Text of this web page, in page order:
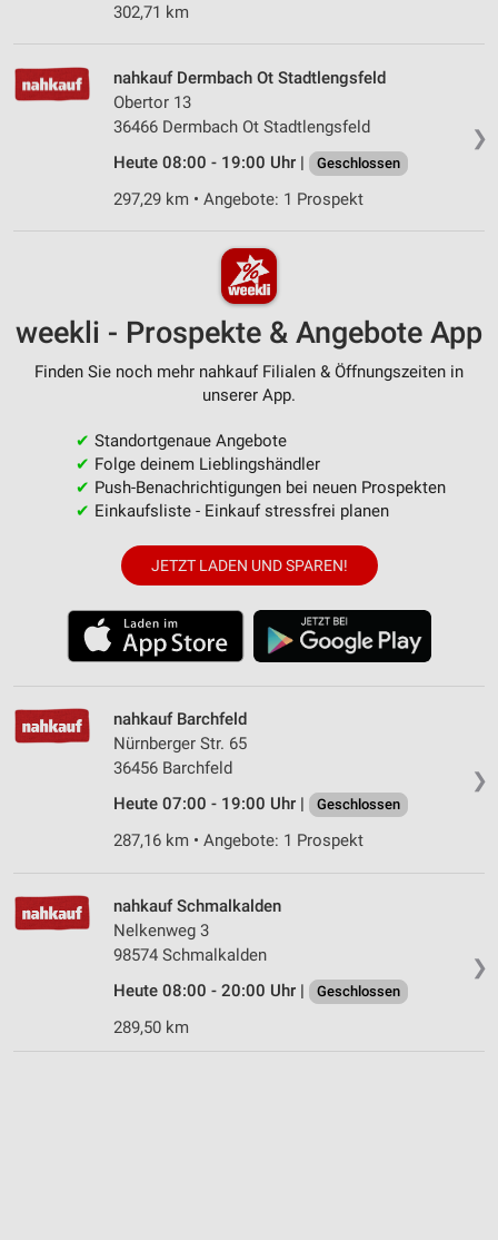
302,71 km
❯
nahkauf Dermbach Ot Stadtlengsfeld
Obertor 13
36466 Dermbach Ot Stadtlengsfeld
Heute 08:00 - 19:00 Uhr |
Geschlossen
297,29 km • Angebote: 1 Prospekt
weekli - Prospekte & Angebote App
Finden Sie noch mehr nahkauf Filialen & Öffnungszeiten in
unserer App.
✔ Standortgenaue Angebote
✔ Folge deinem Lieblingshändler
✔ Push-Benachrichtigungen bei neuen Prospekten
✔ Einkaufsliste - Einkauf stressfrei planen
JETZT LADEN UND SPAREN!
❯
nahkauf Barchfeld
Nürnberger Str. 65
36456 Barchfeld
Heute 07:00 - 19:00 Uhr |
Geschlossen
287,16 km • Angebote: 1 Prospekt
❯
nahkauf Schmalkalden
Nelkenweg 3
98574 Schmalkalden
Heute 08:00 - 20:00 Uhr |
Geschlossen
289,50 km